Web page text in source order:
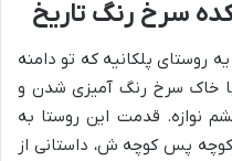
سرخ رنگ تاریخ
روستای پلکانیه که تو دامنه
خاک سرخ رنگ آمیزی شدن و
نوازه. قدمت این روستا به
کوچه پس کوچه ش، داستانی از